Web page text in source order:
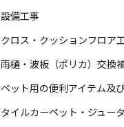
設備工事
クロス・クッションフロア
雨樋・波板（ポリカ）交換
ペット用の便利アイテム及びリフ
タイルカーペット・ジュータン・Pタイル・床・フロ